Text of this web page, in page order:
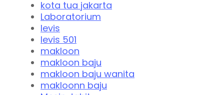
kota tua jakarta
Laboratorium
levis
levis 501
makloon
makloon baju
makloon baju wanita
makloonn baju